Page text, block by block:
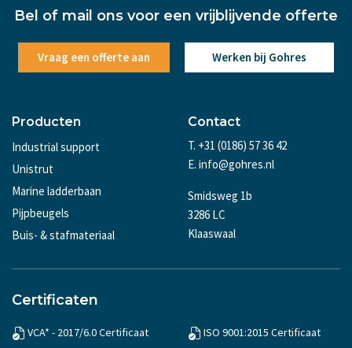
Bel of mail ons voor een vrijblijvende offerte
Vraag een offerte aan Werken bij Gohres
Producten
Industrial support
Unistrut
Marine ladderbaan
Pijpbeugels
Buis- & stafmateriaal
Contact
T. +31 (0186) 57 36 42
E. info@gohres.nl
Smidsweg 1b
3286 LC
Klaaswaal
Certificaten
VCA* - 2017/6.0 Certificaat ISO 9001:2015 Certificaat